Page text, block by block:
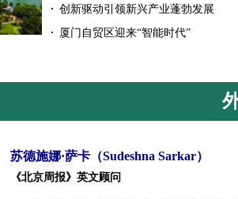
· 创新驱动引领新兴产业蓬勃发展
· 厦门自贸区迎来“智能时代”
苏德施娜·萨卡（Sudeshna Sarkar）
《北京周报》英文顾问